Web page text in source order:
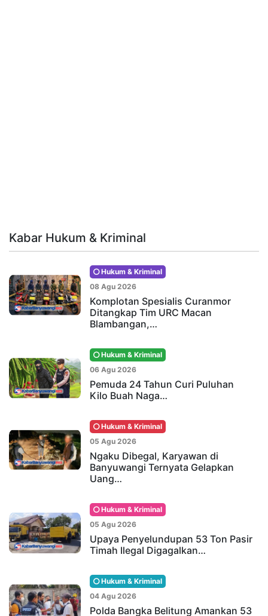
Kabar Hukum & Kriminal
Hukum & Kriminal
08 Agu 2026
Komplotan Spesialis Curanmor
Ditangkap Tim URC Macan
Blambangan,…
Hukum & Kriminal
06 Agu 2026
Pemuda 24 Tahun Curi Puluhan
Kilo Buah Naga…
Hukum & Kriminal
05 Agu 2026
Ngaku Dibegal, Karyawan di
Banyuwangi Ternyata Gelapkan
Uang…
Hukum & Kriminal
05 Agu 2026
Upaya Penyelundupan 53 Ton Pasir
Timah Ilegal Digagalkan…
Hukum & Kriminal
04 Agu 2026
Polda Bangka Belitung Amankan 53